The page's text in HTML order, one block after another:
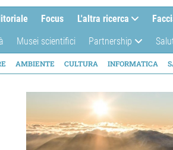
Focus L'altra ricerca
Musei scientifici Partnership
AMBIENTE CULTURA INFORMATICA